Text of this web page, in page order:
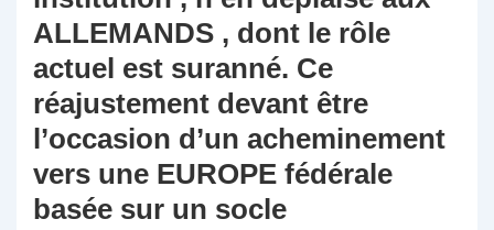
ALLEMANDS , dont le rôle
actuel est suranné. Ce
réajustement devant être
l’occasion d’un acheminement
vers une EUROPE fédérale
basée sur un socle